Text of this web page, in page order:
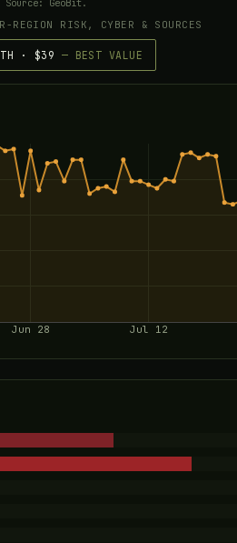
GeoBit.
REGION RISK, CYBER & SOURCES
· $39 — BEST VALUE
Jun 28 Jul 12